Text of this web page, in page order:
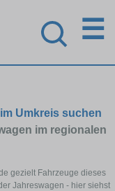
☰
Umkreis suchen
im regionalen
gezielt Fahrzeuge dieses
Jahreswagen - hier siehst